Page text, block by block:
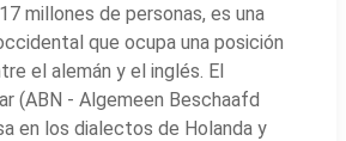
millones de personas, es una
que ocupa una posición
el alemán y el inglés. El
(ABN - Algemeen Beschaafd
en los dialectos de Holanda y